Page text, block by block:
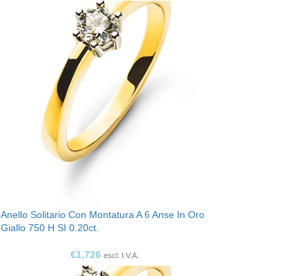
Anello Solitario Con Montatura A 6 Anse In Oro
Giallo 750 H SI 0.20ct.
€1,726 escl. I.V.A.